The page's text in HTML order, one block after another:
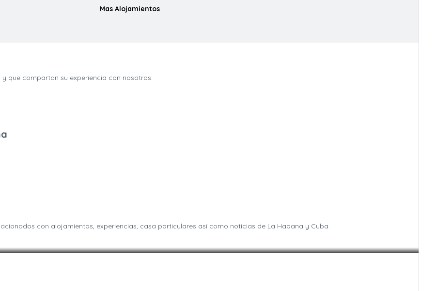
Mas Alojamientos
que compartan su experiencia con nosotros.
con alojamientos, experiencias, casa particulares así como noticias de La Habana y Cuba.